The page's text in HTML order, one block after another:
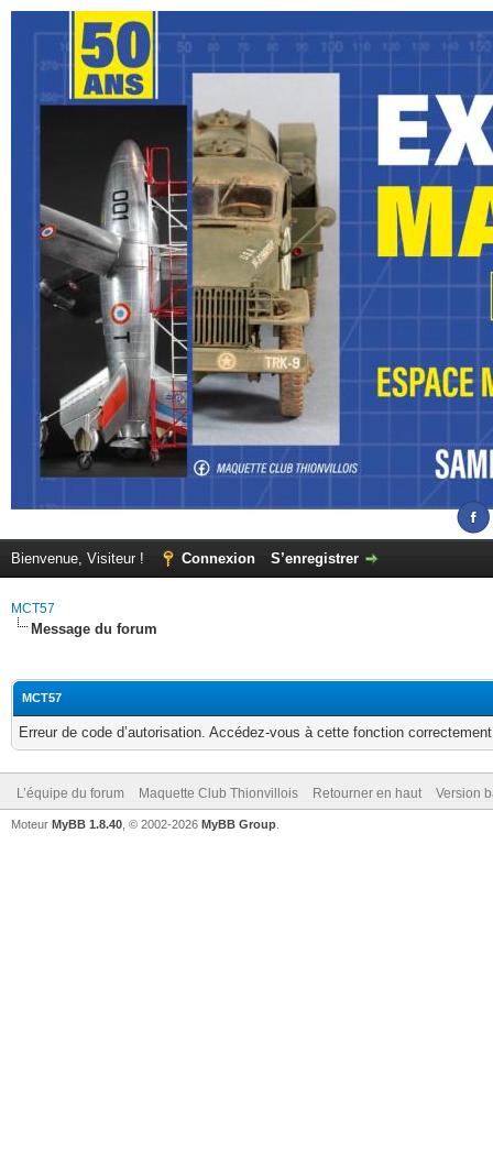
Bienvenue, Visiteur ! Connexion S’enregistrer
MCT57
Message du forum
MCT57
Erreur de code d’autorisation. Accédez-vous à cette fonction
L’équipe du forum Maquette Club Thionvillois Retourner en haut Version
Moteur MyBB 1.8.40 , © 2002-2026 MyBB Group